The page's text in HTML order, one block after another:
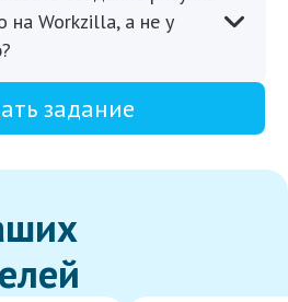
на Workzilla, а не у
задание